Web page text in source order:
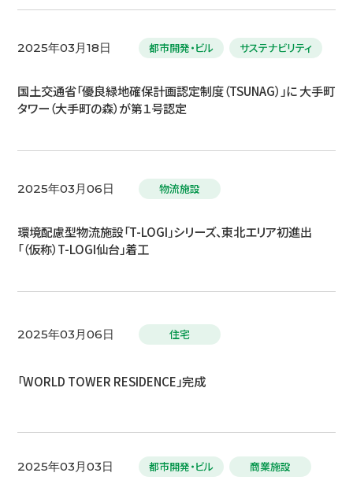
2025年03月18日 都市開発・ビル サステナビリティ
国土交通省「優良緑地確保計画認定制度（TSUNAG）」に 大手町
タワー（大手町の森）が第１号認定
2025年03月06日 物流施設
環境配慮型物流施設「T-LOGI」シリーズ、東北エリア初進出
「（仮称）T-LOGI仙台」着工
2025年03月06日 住宅
「WORLD TOWER RESIDENCE」完成
2025年03月03日 都市開発・ビル 商業施設